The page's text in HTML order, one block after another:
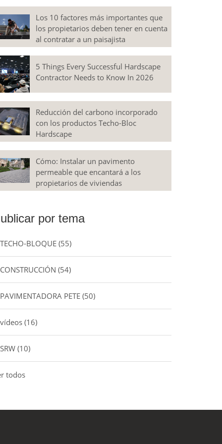
Los 10 factores más importantes que
los propietarios deben tener en cuenta
al contratar a un paisajista
5 Things Every Successful Hardscape
Contractor Needs to Know In 2026
Reducción del carbono incorporado
con los productos Techo-Bloc
Hardscape
Cómo: Instalar un pavimento
permeable que encantará a los
propietarios de viviendas
por tema
TECHO-BLOQUE(55)
CONSTRUCCIÓN(54)
PAVIMENTADORA PETE(50)
vídeos(16)
SRW(10)
todos